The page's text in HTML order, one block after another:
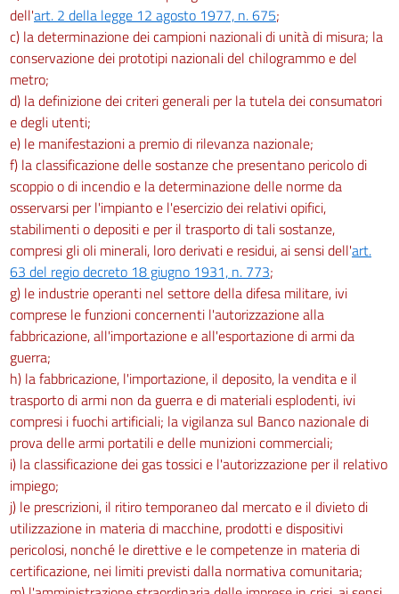
dell'art. 2 della legge 12 agosto 1977, n. 675;
c) la determinazione dei campioni nazionali di unità di misura; la
conservazione dei prototipi nazionali del chilogrammo e del
metro;
d) la definizione dei criteri generali per la tutela dei consumatori
e degli utenti;
e) le manifestazioni a premio di rilevanza nazionale;
f) la classificazione delle sostanze che presentano pericolo di
scoppio o di incendio e la determinazione delle norme da
osservarsi per l'impianto e l'esercizio dei relativi opifici,
stabilimenti o depositi e per il trasporto di tali sostanze,
compresi gli oli minerali, loro derivati e residui, ai sensi dell'art.
63 del regio decreto 18 giugno 1931, n. 773;
g) le industrie operanti nel settore della difesa militare, ivi
comprese le funzioni concernenti l'autorizzazione alla
fabbricazione, all'importazione e all'esportazione di armi da
guerra;
h) la fabbricazione, l'importazione, il deposito, la vendita e il
trasporto di armi non da guerra e di materiali esplodenti, ivi
compresi i fuochi artificiali; la vigilanza sul Banco nazionale di
prova delle armi portatili e delle munizioni commerciali;
i) la classificazione dei gas tossici e l'autorizzazione per il relativo
impiego;
j) le prescrizioni, il ritiro temporaneo dal mercato e il divieto di
utilizzazione in materia di macchine, prodotti e dispositivi
pericolosi, nonché le direttive e le competenze in materia di
certificazione, nei limiti previsti dalla normativa comunitaria;